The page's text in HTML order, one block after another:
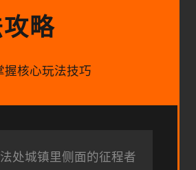
略
握核心玩法技巧
处城镇里侧面的征程者